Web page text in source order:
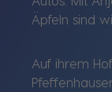
Äpfeln sind
Auf ihrem